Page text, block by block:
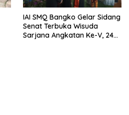
IAI SMQ Bangko Gelar Sidang
Senat Terbuka Wisuda
Sarjana Angkatan Ke-V, 243